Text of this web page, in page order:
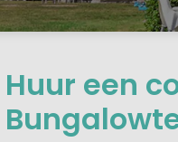
Huur een